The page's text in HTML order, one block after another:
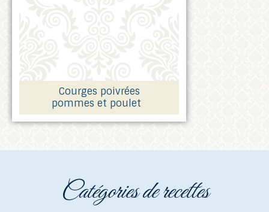
Courges poivrées
pommes et poulet
catégories de recettes